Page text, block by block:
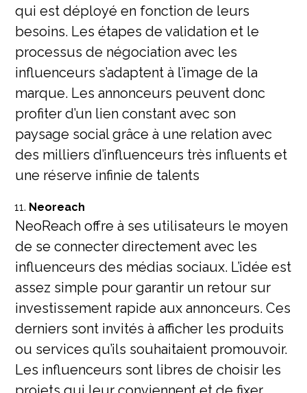
qui est déployé en fonction de leurs
besoins. Les étapes de validation et le
processus de négociation avec les
influenceurs s’adaptent à l’image de la
marque. Les annonceurs peuvent donc
profiter d’un lien constant avec son
paysage social grâce à une relation avec
des milliers d’influenceurs très influents et
une réserve infinie de talents
Neoreach
NeoReach offre à ses utilisateurs le moyen
de se connecter directement avec les
influenceurs des médias sociaux. L’idée est
assez simple pour garantir un retour sur
investissement rapide aux annonceurs. Ces
derniers sont invités à afficher les produits
ou services qu’ils souhaitaient promouvoir.
Les influenceurs sont libres de choisir les